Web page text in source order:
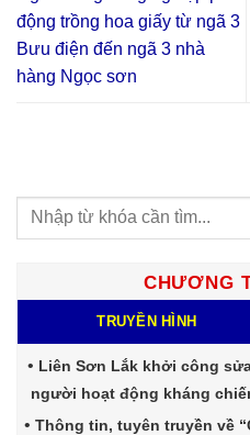
động trồng hoa giấy từ ngã 3
Bưu điện đến ngã 3 nhà
hàng Ngọc sơn
CHƯƠNG
TRUYỀN HÌNH
Liên Sơn Lắk khởi công
người hoạt động kháng
Thông tin, tuyên truyền về